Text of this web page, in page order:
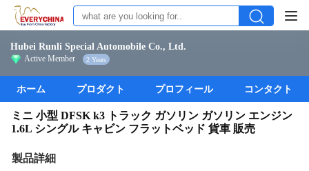
Hubei Runli Special Automobile Co., Ltd.
Active Member 2 Years
ホーム プロダクト プロフィール コンタクト
ミニ 小型 DFSK k3 トラック ガソリン ガソリン エンジン
1.6L シングル キャビン フラットベッド 貨車 販売
製品詳細